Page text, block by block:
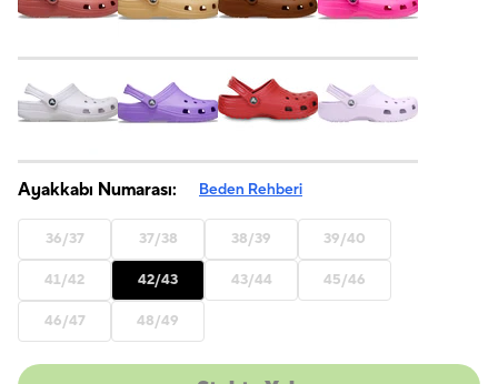
Ayakkabı Numarası: Beden Rehberi
36/37 37/38 38/39 39/40
41/42 42/43 43/44 45/46
46/47 48/49